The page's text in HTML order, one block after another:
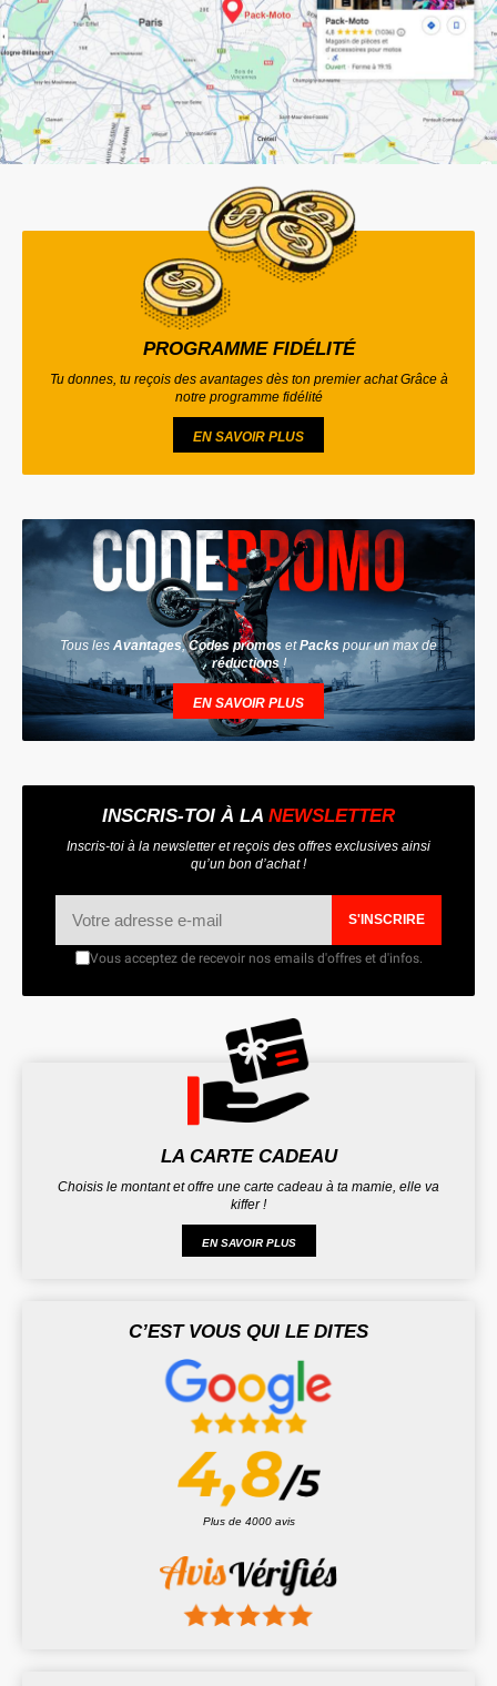
PROGRAMME FIDÉLITÉ
Tu donnes, tu reçois des avantages dès ton premier achat Grâce à
notre programme fidélité
EN SAVOIR PLUS
Tous les Avantages,Codes promos etPacks pour un max de
réductions !
EN SAVOIR PLUS
INSCRIS-TOI À LA NEWSLETTER
Inscris-toi à la newsletter et reçois des offres exclusives ainsi
qu’un bon d’achat !
S'INSCRIRE
Vous acceptez de recevoir nos emails d'offres et d'infos.
LA CARTE CADEAU
Choisis le montant et offre une carte cadeau à ta mamie, elle va
kiffer !
EN SAVOIR PLUS
C’EST VOUS QUI LE DITES
Plus de 4000 avis